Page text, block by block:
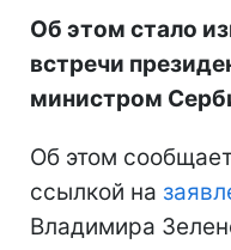
Об этом стало
встречи
министром
Об этом
ссылкой на
Владимира